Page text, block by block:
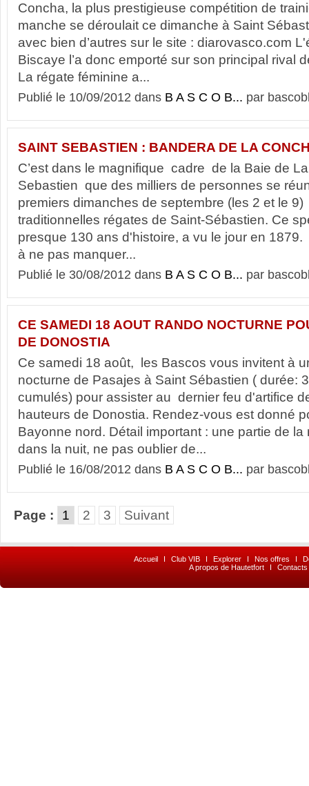
Concha, la plus prestigieuse compétition de
manche se déroulait ce dimanche à Saint
avec bien d’autres sur le site : diarovasco.com
Biscaye l’a donc emporté sur son principal rival
La régate féminine a...
Publié le 10/09/2012 dans B A S C O B... par
SAINT SEBASTIEN : BANDERA DE LA
C’est dans le magnifique cadre de la Baie de
Sebastien que des milliers de personnes se
premiers dimanches de septembre (les 2 et le
traditionnelles régates de Saint-Sébastien. Ce
presque 130 ans d'histoire, a vu le jour en
à ne pas manquer...
Publié le 30/08/2012 dans B A S C O B... par
CE SAMEDI 18 AOUT RANDO NOCTURNE
DE DONOSTIA
Ce samedi 18 août, les Bascos vous invitent à
nocturne de Pasajes à Saint Sébastien ( durée:
cumulés) pour assister au dernier feu d'artifice
hauteurs de Donostia. Rendez-vous est donné
Bayonne nord. Détail important : une partie de
dans la nuit, ne pas oublier de...
Publié le 16/08/2012 dans B A S C O B... par
Page : 1 2 3 Suivant
Accueil I Club VIB I Explorer I Nos offres I
A propos de Hautetfort
I Contacts